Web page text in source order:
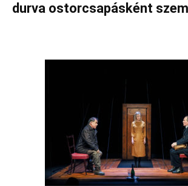
durva ostorcsapásként